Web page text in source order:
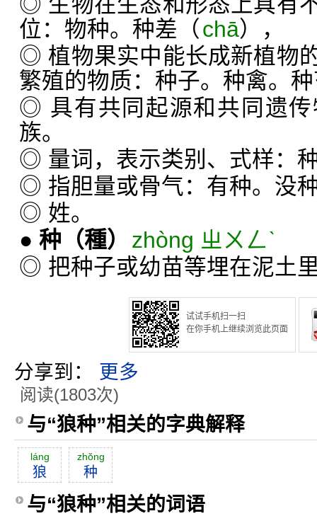
位：物种。种差（chā），
◎ 植物果实中能长成新植物
繁殖的物质：种子。种禽。
◎ 具有共同起源和共同遗
族。
◎ 量词，表示类别、式样：
◎ 指胆量或骨气：有种。没
◎ 姓。
● 种 （種）
zhòng ㄓㄨㄥˋ
◎ 把种子或幼苗等埋在泥土
试试手机扫一扫
在你手机上继续浏览此页面
分享到： 更多
阅读(1803次)
与“狼种”相关的字典解释
láng
狼
zhŏng
种
与“狼种”相关的词语